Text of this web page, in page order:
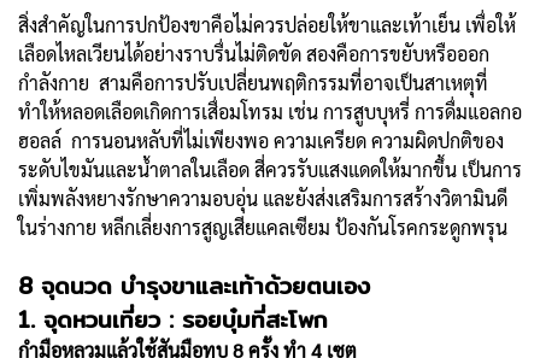
สิ่งสำคัญในการปกป้องขาคือไม่ควรปล่อยให้ขาและเท้าเย็น เพื่อให้
เลือดไหลเวียนได้อย่างราบรื่นไม่ติดขัด สองคือการขยับหรือออก
กำลังกาย สามคือการปรับเปลี่ยนพฤติกรรมที่อาจเป็นสาเหตุที่
ทำให้หลอดเลือดเกิดการเสื่อมโทรม เช่น การสูบบุหรี่ การดื่มแอลกอ
ฮอลล์ การนอนหลับที่ไม่เพียงพอ ความเครียด ความผิดปกติของ
ระดับไขมันและน้ำตาลในเลือด สี่ควรรับแสงแดดให้มากขึ้น เป็นการ
เพิ่มพลังหยางรักษาความอบอุ่น และยังส่งเสริมการสร้างวิตามินดี
ในร่างกาย หลีกเลี่ยงการสูญเสียแคลเซียม ป้องกันโรคกระดูกพรุน
8 จุดนวด บำรุงขาและเท้าด้วยตนเอง
1. จุดหวนเที่ยว : รอยบุ๋มที่สะโพก
กำมือหลวมแล้วใช้สันมือทุบ 8 ครั้ง ทำ 4 เซต